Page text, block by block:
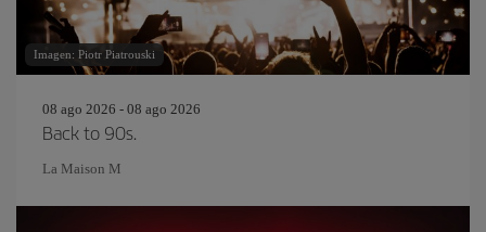
Imagen: Piotr Piatrouski
08 ago 2026 - 08 ago 2026
Back to 90s.
La Maison M